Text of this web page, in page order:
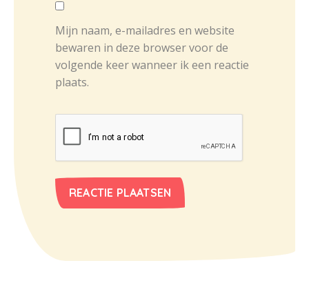
Mijn naam, e-mailadres en website
bewaren in deze browser voor de
volgende keer wanneer ik een reactie
plaats.